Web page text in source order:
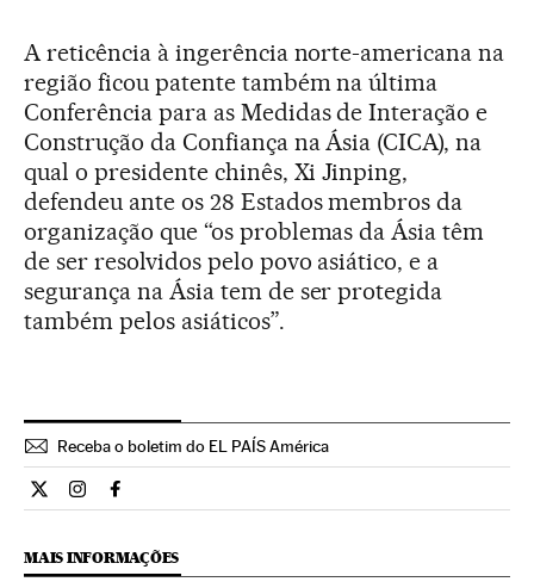
A reticência à ingerência norte-americana na
região ficou patente também na última
Conferência para as Medidas de Interação e
Construção da Confiança na Ásia (CICA), na
qual o presidente chinês, Xi Jinping,
defendeu ante os 28 Estados membros da
organização que “os problemas da Ásia têm
de ser resolvidos pelo povo asiático, e a
segurança na Ásia tem de ser protegida
também pelos asiáticos”.
Receba o boletim do EL PAÍS América
Internacional El País Brasil en Twitter
Internacional El País Brasil en Instagram
Internacional El País Brasil en Facebook
MAIS INFORMAÇÕES